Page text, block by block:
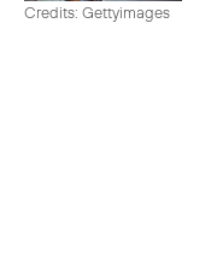
Credits: Gettyimages